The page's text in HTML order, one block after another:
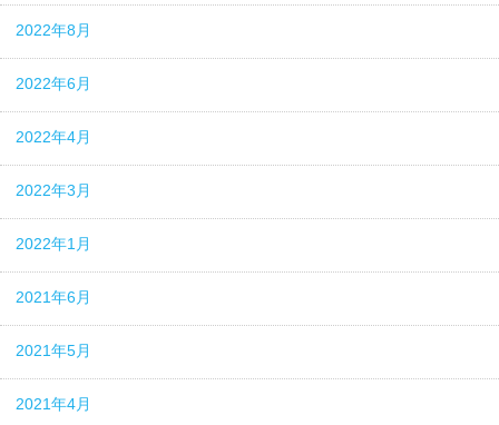
2022年8月
2022年6月
2022年4月
2022年3月
2022年1月
2021年6月
2021年5月
2021年4月